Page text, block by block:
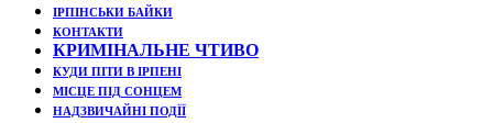
ІРПІНСЬКИ БАЙКИ
КОНТАКТИ
КРИМІНАЛЬНЕ ЧТИВО
КУДИ ПІТИ В ІРПЕНІ
МІСЦЕ ПІД СОНЦЕМ
НАДЗВИЧАЙНІ ПОДЇЇ